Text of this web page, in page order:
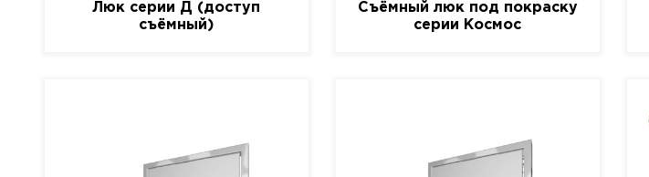
Люк серии Д (доступ
съёмный)
Съёмный люк под покраску
серии Космос